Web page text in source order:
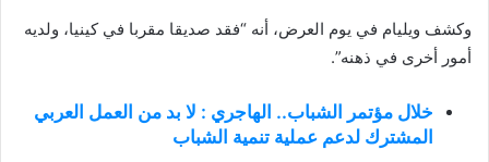
وكشف ويليام في يوم العرض، أنه “فقد صديقا مقربا في كينيا، ولديه
أمور أخرى في ذهنه”.
خلال مؤتمر الشباب.. الهاجري : لا بد من العمل العربي
المشترك لدعم عملية تنمية الشباب